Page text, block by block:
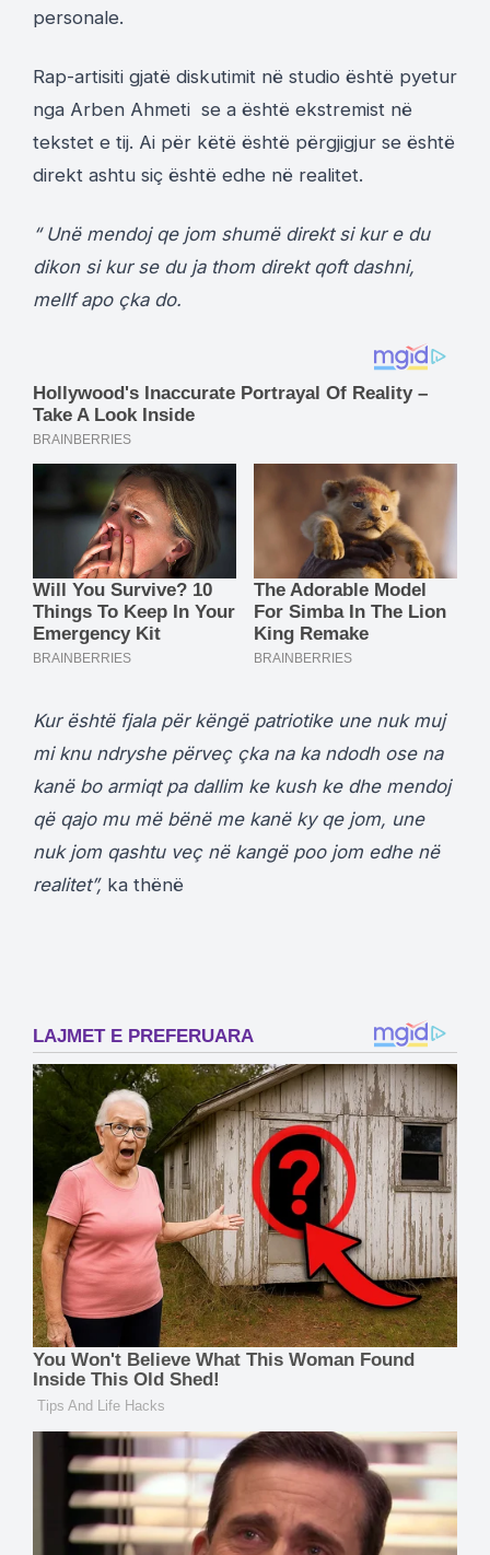
personale.
Rap-artisiti gjatë diskutimit në studio është pyetur
nga Arben Ahmeti se a është ekstremist në
tekstet e tij. Ai për këtë është përgjigjur se është
direkt ashtu siç është edhe në realitet.
“ Unë mendoj qe jom shumë direkt si kur e du
dikon si kur se du ja thom direkt qoft dashni,
mellf apo çka do.
Kur është fjala për këngë patriotike une nuk muj
mi knu ndryshe përveç çka na ka ndodh ose na
kanë bo armiqt pa dallim ke kush ke dhe mendoj
që qajo mu më bënë me kanë ky qe jom, une
nuk jom qashtu veç në kangë poo jom edhe në
realitet”, ka thënë